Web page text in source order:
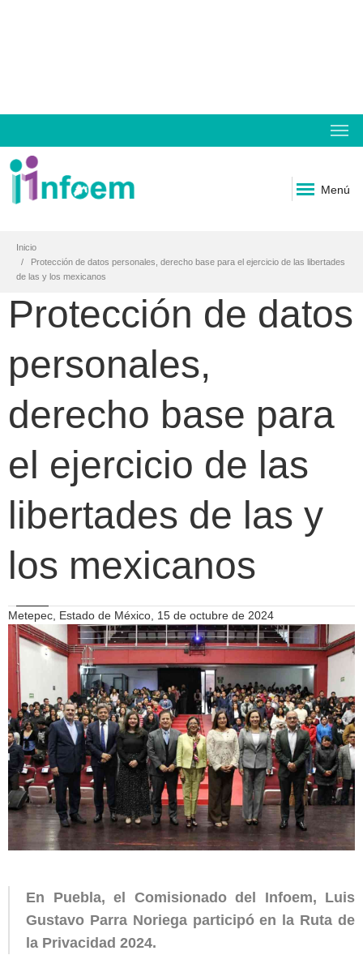
Menú
Inicio
Protección de datos personales, derecho base para el ejercicio de las libertades
de las y los mexicanos
Protección de datos
personales,
derecho base para
el ejercicio de las
libertades de las y
los mexicanos
Metepec, Estado de México, 15 de octubre de 2024
En Puebla, el Comisionado del Infoem, Luis
Gustavo Parra Noriega participó en la Ruta de
la Privacidad 2024.